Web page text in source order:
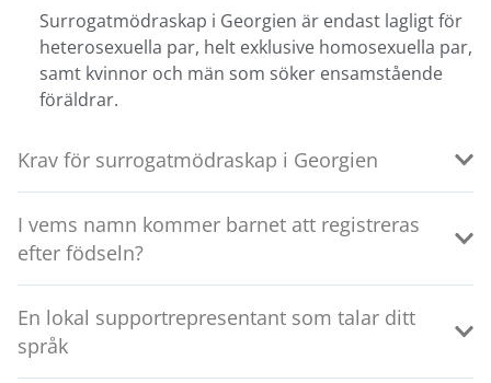
Surrogatmödraskap i Georgien är endast lagligt för
heterosexuella par, helt exklusive homosexuella par,
samt kvinnor och män som söker ensamstående
föräldrar.
Krav för surrogatmödraskap i Georgien
I vems namn kommer barnet att registreras
efter födseln?
En lokal supportrepresentant som talar ditt
språk